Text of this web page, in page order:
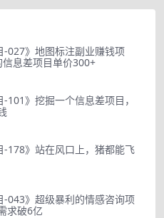
-027》地图标注副业赚钱项
息差项目单价300+
-101》挖掘一个信息差项目，
-178》站在风口上，猪都能飞
-043》超级暴利的情感咨询项
求破6亿